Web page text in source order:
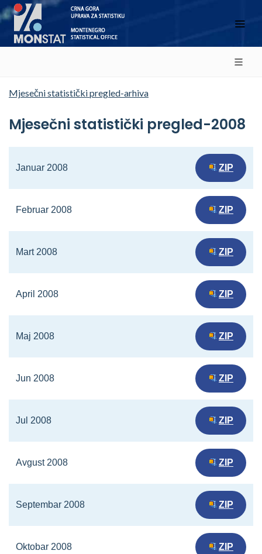
Mjesečni statistički pregled-arhiva
Mjesečni statistički pregled-2008
Januar 2008 ZIP
Februar 2008 ZIP
Mart 2008 ZIP
April 2008 ZIP
Maj 2008 ZIP
Jun 2008 ZIP
Jul 2008 ZIP
Avgust 2008 ZIP
Septembar 2008 ZIP
Oktobar 2008 ZIP